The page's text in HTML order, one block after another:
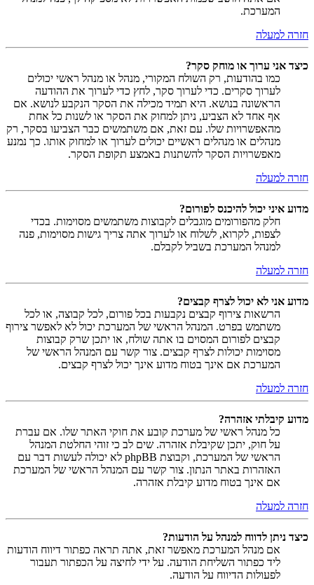
המערכת.
חזרה למעלה
כיצד אני ערוך או מוחק סקר?
כמו בהודעות, רק השולח המקורי, מנהל או מנהל ראשי יכולים
לערוך סקרים. כדי לערוך סקר, לחץ כדי לערוך את ההודעה
הראשונה בנושא. היא תמיד מכילה את הסקר הנקבע לנושא. אם
אף אחד לא הצביע, ניתן למחוק את הסקר או לשנות כל אחת
מהאפשרויות שלו. עם זאת, אם משתמשים כבר הצביעו בסקר, רק
מנהלים או מנהלים ראשיים יכולים לערוך או למחוק אותו. כך נמנע
מאפשרויות הסקר להשתנות באמצע תקופת הסקר.
חזרה למעלה
מדוע איני יכול להיכנס לפורום?
חלק מהפורומים מוגבלים לקבוצות משתמשים מסוימות. בכדי
לצפות, לקרוא, לשלוח או לערוך אתה צריך גישות מסוימות, פנה
למנהל המערכת בשביל לקבלם.
חזרה למעלה
מדוע אני לא יכול לצרף קבצים?
הרשאות צירוף קבצים נקבעות בכל פורום, לכל קבוצה, או לכל
משתמש בפרט. המנהל הראשי של המערכת יכול לא לאפשר צירוף
קבצים לפורום המסוים בו אתה שולח, או יתכן שרק קבוצות
מסוימות יכולות לצרף קבצים. צור קשר עם המנהל הראשי של
המערכת אם אינך בטוח מדוע אינך יכול לצרף קבצים.
חזרה למעלה
מדוע קיבלתי אזהרה?
כל מנהל ראשי של מערכת קובע את חוקי האתר שלו. אם עברת
על חוק, יתכן שקיבלת אזהרה. שים לב כי זוהי החלטת המנהל
הראשי של המערכת, וקבוצת phpBB לא יכולה לעשות דבר עם
האזהרות באתר הנתון. צור קשר עם המנהל הראשי של המערכת
אם אינך בטוח מדוע קיבלת אזהרה.
חזרה למעלה
כיצד ניתן לדווח למנהל על הודעות?
אם מנהל המערכת מאפשר זאת, אתה תראה כפתור דיווח הודעות
ליד כפתור השליחת הודעה. על ידי לחיצה על הכפתור תעבור
לפעולות הדיווח על הודעה.